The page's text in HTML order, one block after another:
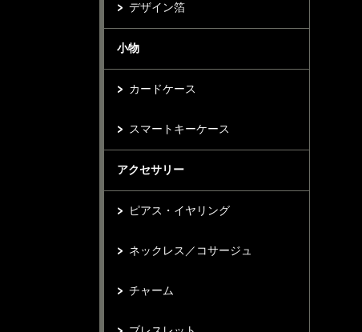
デザイン箔
小物
カードケース
スマートキーケース
アクセサリー
ピアス・イヤリング
ネックレス／コサージュ
チャーム